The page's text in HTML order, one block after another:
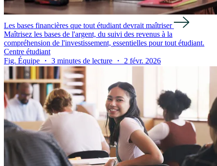
Les bases financières que tout étudiant devrait maîtriser
Maîtrisez les bases de l'argent, du suivi des revenus à la
compréhension de l'investissement, essentielles pour tout étudiant.
Centre étudiant
Fig. Équipe ・ 3 minutes de lecture ・ 2 févr. 2026